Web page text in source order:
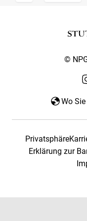
©
Wo
Privatsphäre
Erklärung zur